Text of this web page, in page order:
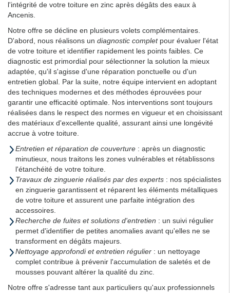
l'intégrité de votre toiture en zinc après dégâts des eaux à
Ancenis.
Notre offre se décline en plusieurs volets complémentaires.
D'abord, nous réalisons un diagnostic completpour évaluer l'état
de votre toiture et identifier rapidement les points faibles. Ce
diagnostic est primordial pour sélectionner la solution la mieux
adaptée, qu'il s'agisse d'une réparation ponctuelle ou d'un
entretien global. Par la suite, notre équipe intervient en adoptant
des techniques modernes et des méthodes éprouvées pour
garantir une efficacité optimale. Nos interventions sont toujours
réalisées dans le respect des normes en vigueur et en choisissant
des matériaux d'excellente qualité, assurant ainsi une longévité
accrue à votre toiture.
Entretien et réparation de couverture : après un diagnostic
minutieux, nous traitons les zones vulnérables et rétablissons
l'étanchéité de votre toiture.
Travaux de zinguerie réalisés par des experts : nos spécialistes
en zinguerie garantissent et réparent les éléments métalliques
de votre toiture et assurent une parfaite intégration des
accessoires.
Recherche de fuites et solutions d'entretien : un suivi régulier
permet d'identifier de petites anomalies avant qu'elles ne se
transforment en dégâts majeurs.
Nettoyage approfondi et entretien régulier : un nettoyage
complet contribue à prévenir l'accumulation de saletés et de
mousses pouvant altérer la qualité du zinc.
Notre offre s'adresse tant aux particuliers qu'aux professionnels